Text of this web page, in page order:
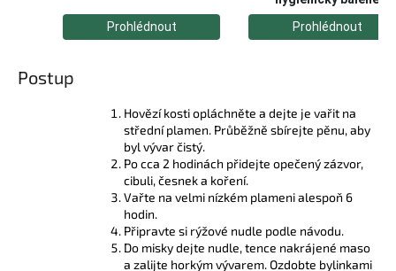
Postup
Hovězí kosti opláchněte a dejte je vařit na
střední plamen. Průběžně sbírejte pěnu, aby
byl vývar čistý.
Po cca 2 hodinách přidejte opečený zázvor,
cibuli, česnek a koření.
Vařte na velmi nízkém plameni alespoň 6
hodin.
Připravte si rýžové nudle podle návodu.
Do misky dejte nudle, tence nakrájené maso
a zalijte horkým vývarem. Ozdobte bylinkami